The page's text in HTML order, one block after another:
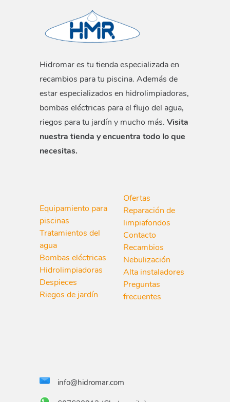
Hidromar es tu tienda especializada en
recambios para tu piscina. Además de
estar especializados en hidrolimpiadoras,
bombas eléctricas para el flujo del agua,
riegos para tu jardín y mucho más. Visita
nuestra tienda y encuentra todo lo que
necesitas.
Equipamiento para
piscinas
Tratamientos del
agua
Bombas eléctricas
Hidrolimpiadoras
Despieces
Riegos de jardín
Ofertas
Reparación de
limpiafondos
Contacto
Recambios
Nebulización
Alta instaladores
Preguntas
frecuentes
info@hidromar.com